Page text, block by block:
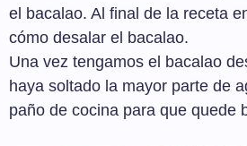
el bacalao. Al final de la receta
cómo desalar el bacalao.
Una vez tengamos el bacalao
haya soltado la mayor parte de
paño de cocina para que quede